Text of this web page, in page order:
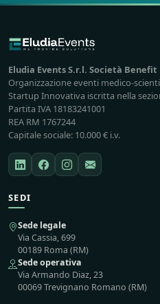
Eludia Events S.r.l. Società Benefit
Organizzazione eventi medico-
Startup Innovativa iscritta nella
Partita IVA 18183241001
REA RM 1767244
Capitale sociale: 10.000 € i.v.
SEDI
Sede legale
Via Cassia, 699
00189 Roma (RM)
Sede operativa
Via Armando Diaz, 23
00069 Trevignano Romano (RM)